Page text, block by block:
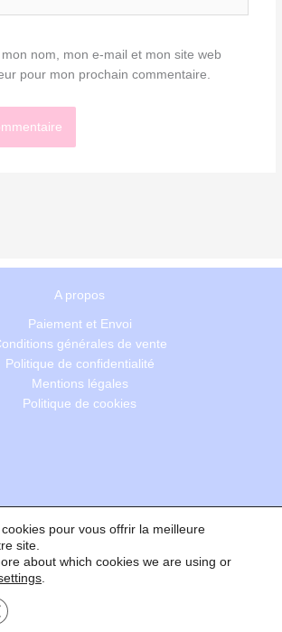
nom, mon e-mail et mon site web
pour mon prochain commentaire.
A propos
Paiement et Envoi
générales de vente
Politique de confidentialité
Mentions légales
Politique de cookies
Recherche
pour vous offrir la meilleure
site.
about which cookies we are using or
la bannière des cookies GDPR